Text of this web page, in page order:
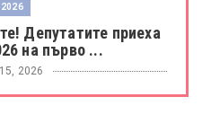
2026
Депутатите приеха
на първо ...
2026